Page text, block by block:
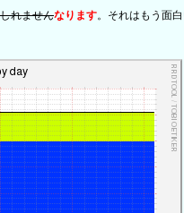
れませんなります。それはもう面